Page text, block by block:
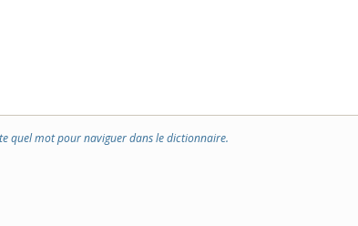
quel mot pour naviguer dans le dictionnaire.